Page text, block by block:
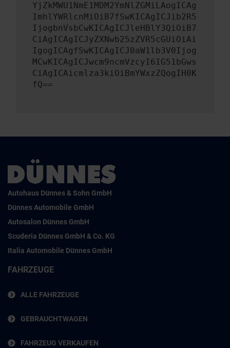
YjZkMWU1NmE1MDM2YmNlZGMiLAogICAg
ImhlYWRlcnMiOiB7fSwKICAgICJib2R5
IjogbnVsbCwKICAgICJleHBlY3QiOiB7
CiAgICAgICJyZXNwb25zZVR5cGUiOiAi
IgogICAgfSwKICAgICJ0aW1lb3V0Ijog
MCwKICAgICJwcm9ncmVzcyI6IG51bGws
CiAgICAicmlza3kiOiBmYWxzZQogIH0K
fQ==
Autohaus Dünnes & Sohn GmbH
Dünnes Automobile GmbH
Autosalon Dünnes GmbH
Scuderia Dünnes GmbH & Co. KG
Italia Automobile Dünnes GmbH
FAHRZEUGE
ALLE FAHRZEUGE
GEBRAUCHTWAGEN
FAHRZEUG VERKAUFEN